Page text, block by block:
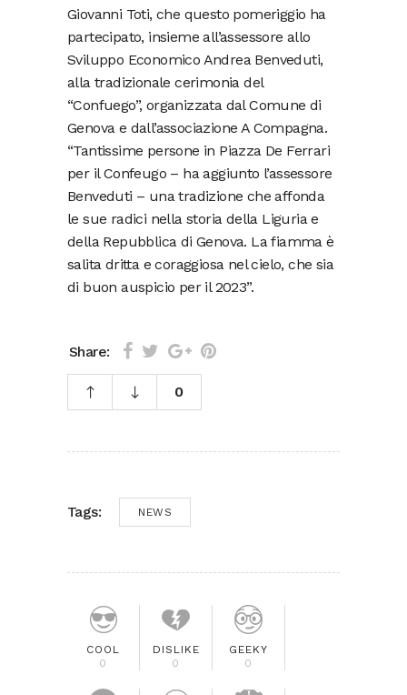
Giovanni Toti, che questo pomeriggio ha
partecipato, insieme all’assessore allo
Sviluppo Economico Andrea Benveduti,
alla tradizionale cerimonia del
“Confuego”, organizzata dal Comune di
Genova e dall’associazione A Compagna.
“Tantissime persone in Piazza De Ferrari
per il Confeugo – ha aggiunto l’assessore
Benveduti – una tradizione che affonda
le sue radici nella storia della Liguria e
della Repubblica di Genova. La fiamma è
salita dritta e coraggiosa nel cielo, che sia
di buon auspicio per il 2023”.
Share:
0
Tags: NEWS
COOL
0
DISLIKE
0
GEEKY
0